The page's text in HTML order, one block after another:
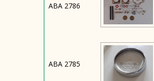
ABA 2786
ABA 2785